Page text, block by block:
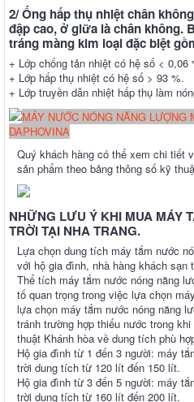
2/ Ống hấp thụ nhiệt chân
đập cao, ở giữa là chân không.
tráng màng kim loại đặc biệt
+ Lớp chống tản nhiệt có hệ số < 0,06
+ Lớp hấp thụ nhiệt có hệ số > 93 %.
+ Lớp truyền dẫn nhiệt hấp thụ làm
MÁY NƯỚC NÓNG NĂNG LƯỢNG
DAPHOVINA
Quý khách hàng có thể xem chi tiết
sản phẩm theo bảng thông số kỹ
NHỮNG LƯU Ý KHI MUA MÁY
TRỜI TẠI NHA TRANG.
Lựa chọn dung tích máy tắm nước
với hộ gia đình, nhà hàng khách sạn
Thể tích máy tắm nước nóng năng
tố quan trọng trong việc lựa chọn
lựa chọn máy tắm nước nóng năng
tránh trường hợp thiếu nước trong
thuật Khánh hòa về dung tích phù
Hộ gia đình từ 1 đến 3 người: máy
trời dung tích từ 120 lít đến 150 lít.
Hộ gia đình từ 3 đến 5 người: máy
trời dung tích từ 160 lít đến 200 lít.